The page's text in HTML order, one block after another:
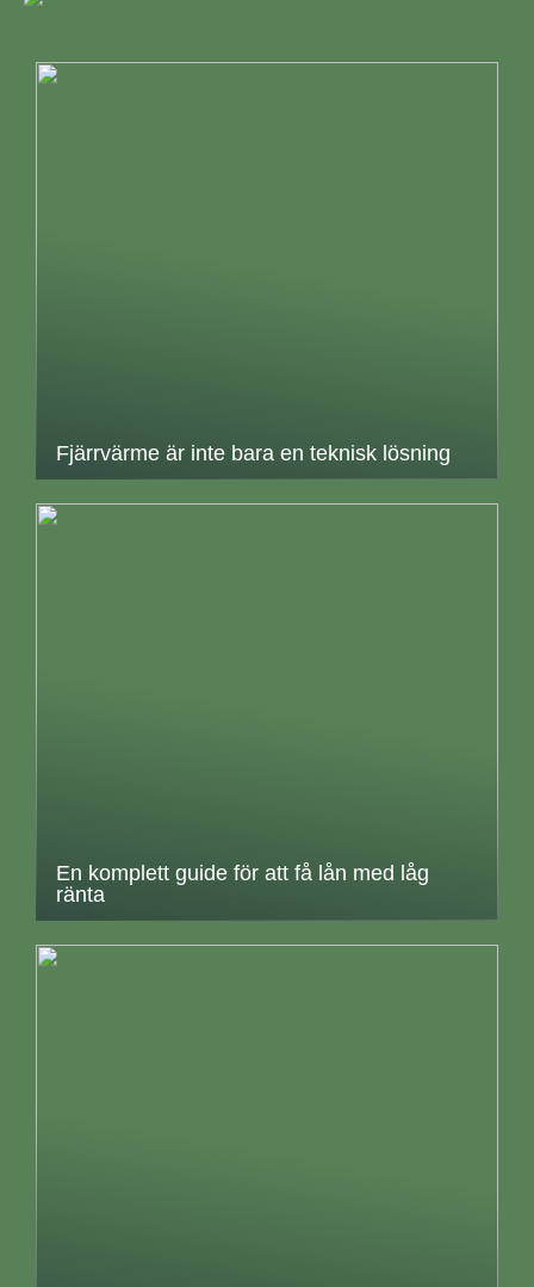
Fjärrvärme är inte bara en teknisk lösning
En komplett guide för att få lån med låg
ränta